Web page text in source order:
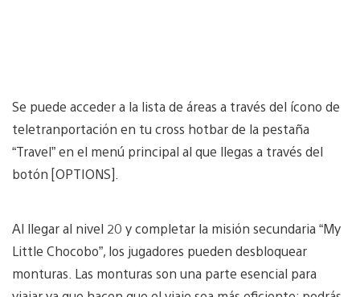
Se puede acceder a la lista de áreas a través del ícono de
teletranportación en tu cross hotbar de la pestaña
“Travel” en el menú principal al que llegas a través del
botón [OPTIONS].
Al llegar al nivel 20 y completar la misión secundaria “My
Little Chocobo”, los jugadores pueden desbloquear
monturas. Las monturas son una parte esencial para